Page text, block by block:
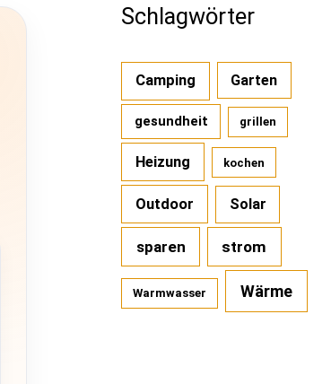
Schlagwörter
Camping Garten
gesundheit grillen
Heizung kochen
Outdoor Solar
sparen strom
Warmwasser Wärme